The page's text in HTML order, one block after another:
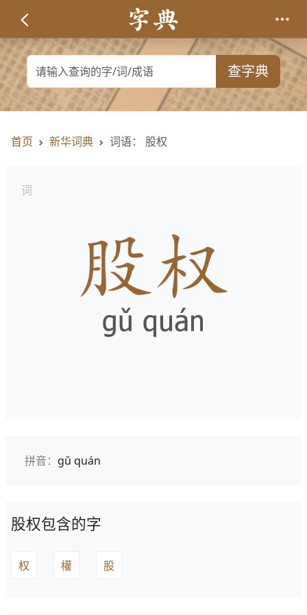
查字典
首页 新华词典 词语： 股权
词
拼音： gǔ quán
股权包含的字
权 權 股